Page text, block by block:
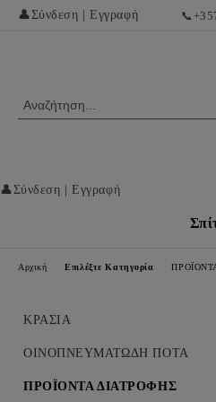
👤 Σύνδεση Εγγραφή 📞
👤 Σύνδεση Εγγραφή
ΚΡΑΣΙΑ
ΛΕΥΚΑ ΚΡΑΣΙΑ
ΛΕΥΚΑ ΞΗΡΑ ΚΡΑΣΙΑ
ΕΡΥΘΡΑ ΚΡΑΣΙΑ ΚΑΙ
ΟΙΝΟΠΝΕΥΜΑΤΩΔΗ ΠΟΤΑ
ΟΥΙΣΚΙ
ΠΡΟΪΟΝΤΑ ΔΙΑΤΡΟΦΗΣ
Αρχική Επιλέξτε Κατηγορία